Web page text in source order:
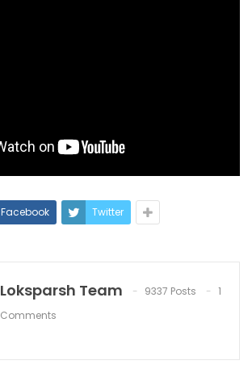
Facebook Twitter
Loksparsh Team 9337 Posts
1
Comments